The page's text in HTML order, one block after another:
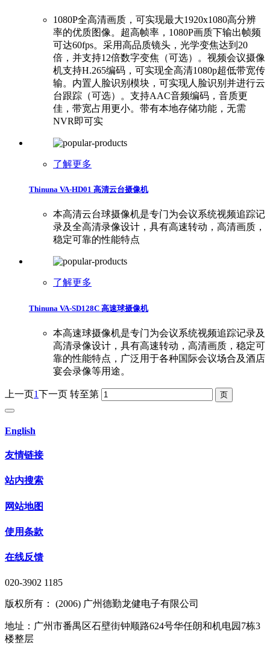
1080P全高清画质，可实现最大1920x1080高分辨
率的优质图像。超高帧率，1080P画质下输出帧频
可达60fps。采用高品质镜头，光学变焦达到20
倍，并支持12倍数字变焦（可选）。视频会议摄像
机支持H.265编码，可实现全高清1080p超低带宽传
输。内置人脸识别模块，可实现人脸识别并进行云
台跟踪（可选）。支持AAC音频编码，音质更
佳，带宽占用更小。带有本地存储功能，无需
NVR即可实
了解更多
Thinuna VA-HD01 高清云台摄像机
本高清云台球摄像机是专门为会议系统视频追踪记
录及全高清录像设计，具有高速转动，高清画质，
稳定可靠的性能特点
了解更多
Thinuna VA-SD128C 高速球摄像机
本高速球摄像机是专门为会议系统视频追踪记录及
高清录像设计，具有高速转动，高清画质，稳定可
靠的性能特点，广泛用于各种国际会议场合及酒店
宴会录像等用途。
上一页1下一页 转至第
English
友情链接
站内搜索
网站地图
使用条款
在线反馈
020-3902 1185
版权所有： (2006) 广州德勤龙健电子有限公司
地址：广州市番禺区石壁街钟顺路624号华任朗和机电园7栋3
楼整层